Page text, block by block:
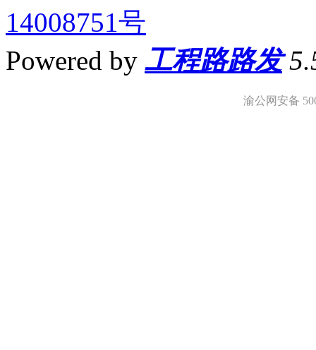
14008751号
Powered by 工程路路发
渝公网安备